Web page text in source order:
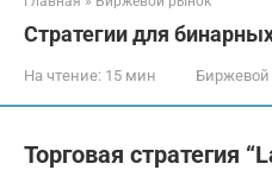
Стратегии для
На чтение: 15 мин
Торговая стратегия